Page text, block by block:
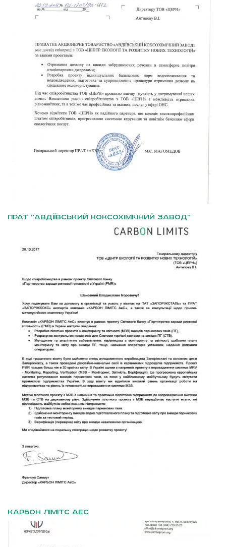
ПРАТ “АВДІЇВСЬКИЙ КОКСОХІМІЧНИЙ ЗАВОД”
КАРБОН ЛІМІТС АеС